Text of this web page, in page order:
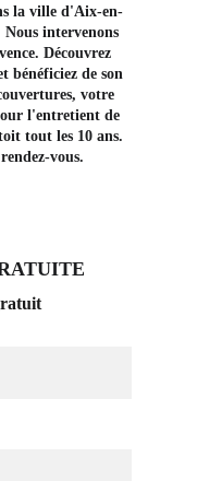
la ville d'Aix-en-
Nous intervenons
Découvrez
bénéficiez de son
votre
l'entretient de
tout les 10 ans.
vous.